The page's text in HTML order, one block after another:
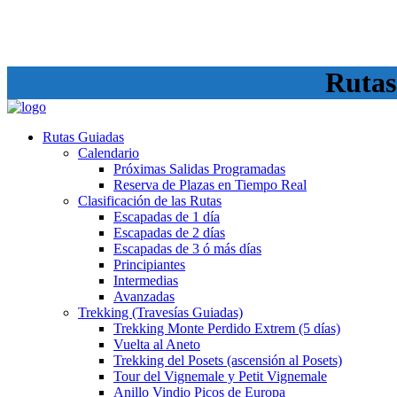
Rutas Guiadas
Calendario
Próximas Salidas Programadas
Reserva de Plazas en Tiempo Real
Clasificación de las Rutas
Escapadas de 1 día
Escapadas de 2 días
Escapadas de 3 ó más días
Principiantes
Intermedias
Avanzadas
Trekking (Travesías Guiadas)
Trekking Monte Perdido Extrem (5 días)
Vuelta al Aneto
Trekking del Posets (ascensión al Posets)
Tour del Vignemale y Petit Vignemale
Anillo Vindio Picos de Europa